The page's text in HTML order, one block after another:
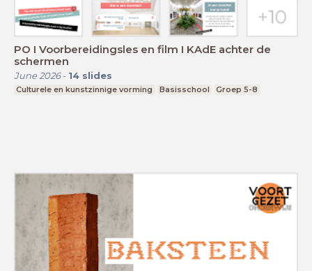
PO I Voorbereidingsles en film I KAdE achter de
schermen
June 2026- 14 slides
Culturele en kunstzinnige vorming Basisschool Groep 5-8